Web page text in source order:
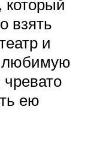
взять
и
любимую
ею